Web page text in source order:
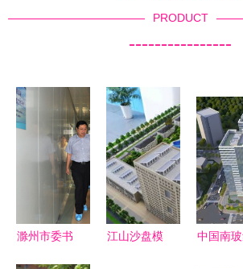
PRODUCT
----------------
滁州市委书
江山沙盘模
中国南